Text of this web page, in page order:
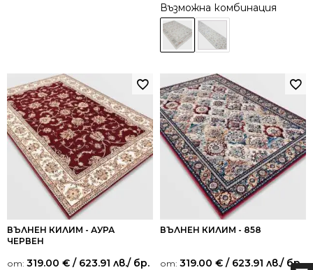
Възможна комбинация
ВЪЛНЕН КИЛИМ - АУРА
ЧЕРВЕН
от: 319.00 € / 623.91 лв./ бр.
ВЪЛНЕН КИЛИМ - 858
от: 319.00 € / 623.91 лв./ бр.